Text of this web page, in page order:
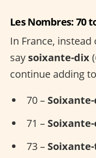
Les Nombres: 70
In France,
say soixante-dix
continue adding
70 –
71 –
73 –